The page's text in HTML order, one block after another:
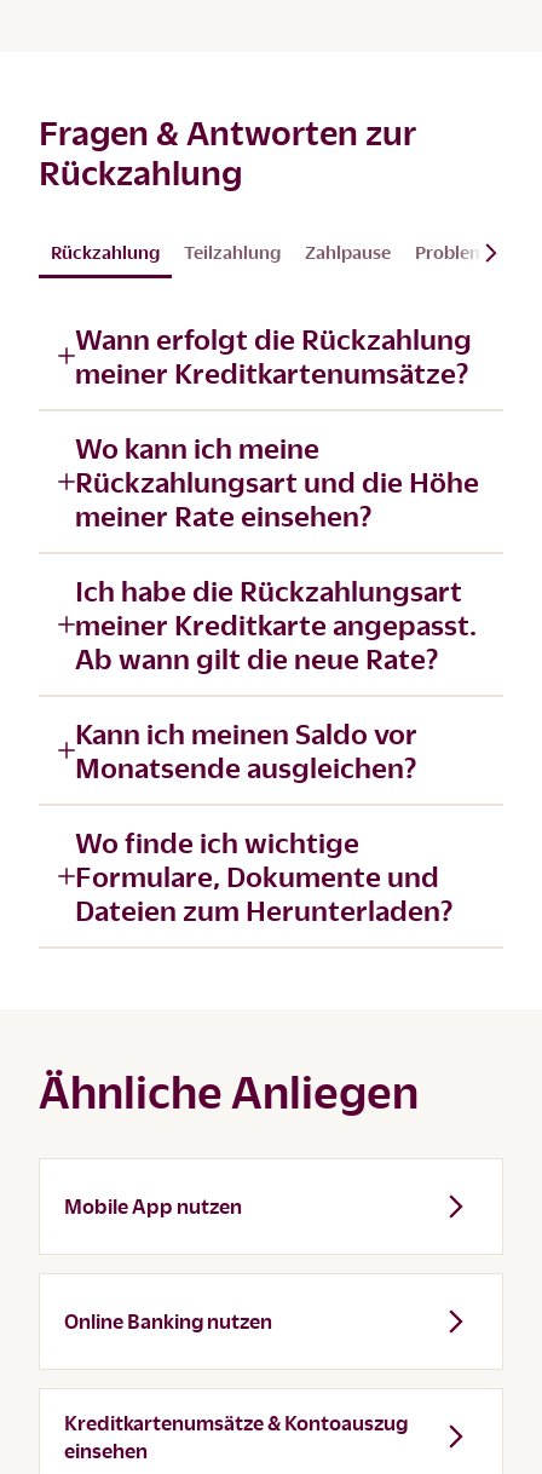
Fragen & Antworten zur
Rückzahlung
Rückzahlung Teilzahlung Zahlpause Probleme
Wann erfolgt die Rückzahlung
meiner Kreditkartenumsätze?
Wo kann ich meine
Rückzahlungsart und die Höhe
meiner Rate einsehen?
Ich habe die Rückzahlungsart
meiner Kreditkarte angepasst.
Ab wann gilt die neue Rate?
Kann ich meinen Saldo vor
Monatsende ausgleichen?
Wo finde ich wichtige
Formulare, Dokumente und
Dateien zum Herunterladen?
Ähnliche Anliegen
Mobile App nutzen
Online Banking nutzen
Kreditkartenumsätze & Kontoauszug
einsehen